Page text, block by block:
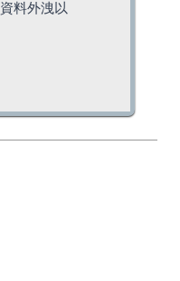
料外洩以